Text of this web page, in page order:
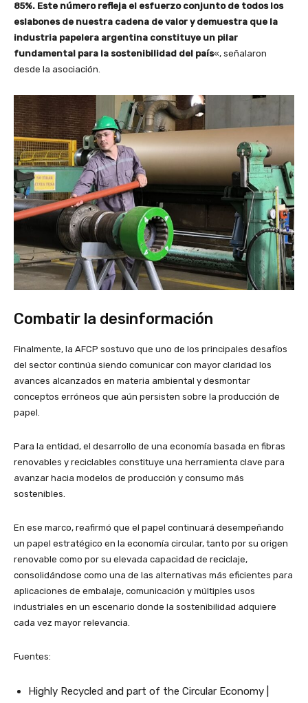
85%. Este número refleja el esfuerzo conjunto de todos los
eslabones de nuestra cadena de valor y demuestra que la
industria papelera argentina constituye un pilar
fundamental para la sostenibilidad del país«, señalaron
desde la asociación.
Combatir la desinformación
Finalmente, la AFCP sostuvo que uno de los principales desafíos
del sector continúa siendo comunicar con mayor claridad los
avances alcanzados en materia ambiental y desmontar
conceptos erróneos que aún persisten sobre la producción de
papel.
Para la entidad, el desarrollo de una economía basada en fibras
renovables y reciclables constituye una herramienta clave para
avanzar hacia modelos de producción y consumo más
sostenibles.
En ese marco, reafirmó que el papel continuará desempeñando
un papel estratégico en la economía circular, tanto por su origen
renovable como por su elevada capacidad de reciclaje,
consolidándose como una de las alternativas más eficientes para
aplicaciones de embalaje, comunicación y múltiples usos
industriales en un escenario donde la sostenibilidad adquiere
cada vez mayor relevancia.
Fuentes:
Highly Recycled and part of the Circular Economy |